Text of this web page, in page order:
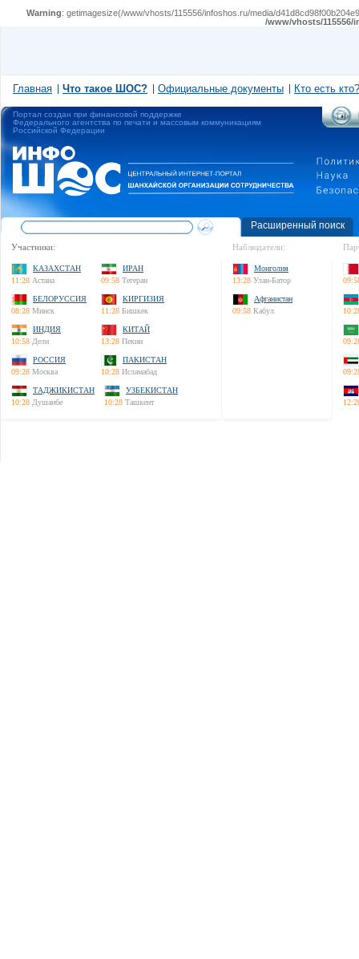
Warning: getimagesize(/www/vhosts/115556/infoshos.ru/media/
/www/vhosts/
Главная Что такое ШОС? Официальные документы Кто есть кто?
Портал создан при финансовой поддержке
Федерального агентства по печати и массовым коммуникациям
Российской Федерации
Расширенный поиск
Участники:
КАЗАХСТАН
11:28 Астана
ИРАН
09:58 Тегеран
БЕЛОРУССИЯ
08:28 Минск
КИРГИЗИЯ
11:28 Бишкек
ИНДИЯ
10:58 Дели
КИТАЙ
13:28 Пекин
РОССИЯ
09:28 Москва
ПАКИСТАН
10:28 Исламабад
ТАДЖИКИСТАН
10:28 Душанбе
УЗБЕКИСТАН
10:28 Ташкент
Наблюдатели:
Монголия
13:28 Улан-Батор
Афганистан
09:58 Кабул